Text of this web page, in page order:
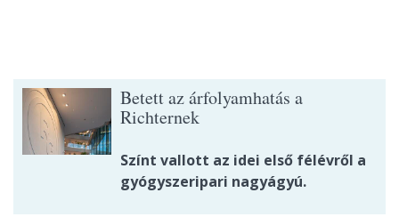
Betett az árfolyamhatás a
Richternek
Színt vallott az idei első félévről a
gyógyszeripari nagyágyú.